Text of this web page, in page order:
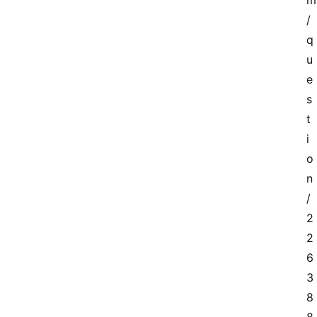
/
q
u
e
s
t
i
o
n
/
2
2
6
3
8